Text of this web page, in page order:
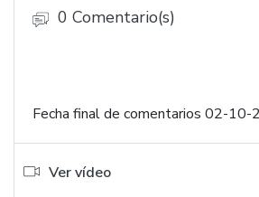
0 Comentario(s)
Fecha final de comentarios 02-10-
Ver vídeo